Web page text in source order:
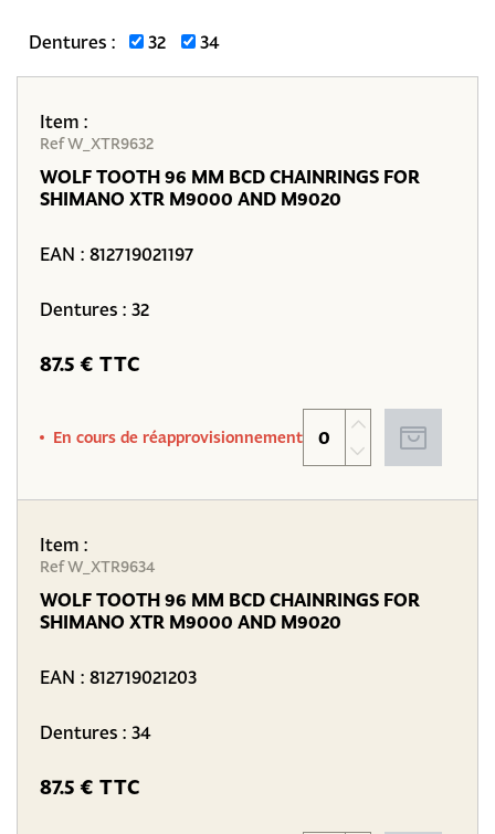
Dentures : 32 34
Item :
Ref W_XTR9632
WOLF TOOTH 96 MM BCD CHAINRINGS FOR
SHIMANO XTR M9000 AND M9020
EAN : 812719021197
Dentures : 32
87.5 € TTC
En cours de réapprovisionnement
Item :
Ref W_XTR9634
WOLF TOOTH 96 MM BCD CHAINRINGS FOR
SHIMANO XTR M9000 AND M9020
EAN : 812719021203
Dentures : 34
87.5 € TTC